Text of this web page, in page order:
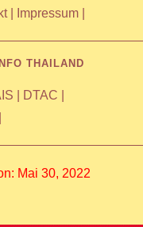
| Impressum
THAILAND
DTAC
Mai 30, 2022